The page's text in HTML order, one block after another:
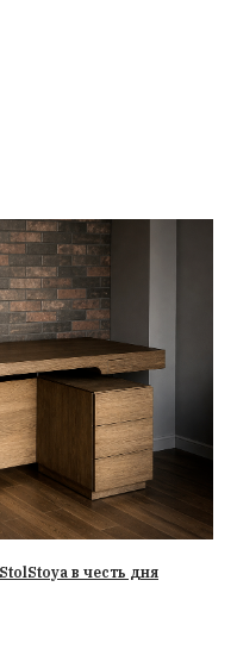
в честь дня